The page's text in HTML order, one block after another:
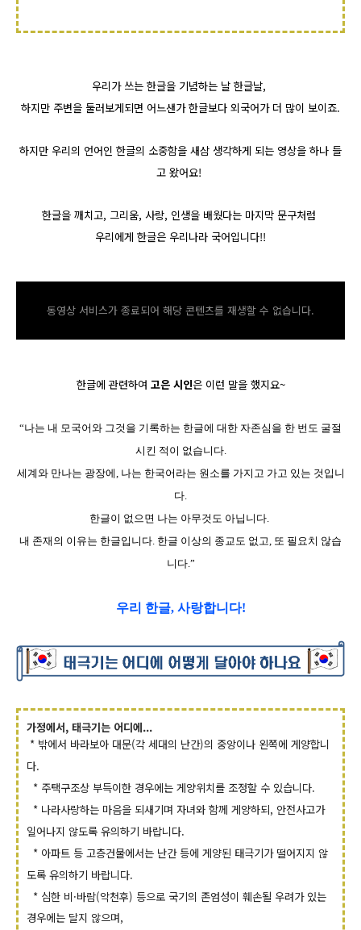
우리가 쓰는 한글을 기념하는 날 한글날,
하지만 주변을 둘러보게되면 어느샌가 한글보다 외국어가 더 많이 보이죠.
하지만 우리의 언어인 한글의 소중함을 새삼 생각하게 되는 영상을 하나 들
고 왔어요!
한글을 깨치고, 그리움, 사랑, 인생을 배웠다는 마지막 문구처럼
우리에게 한글은 우리나라 국어입니다!!
동영상 서비스가 종료되어 해당 콘텐츠를 재생할 수 없습니다.
한글에 관련하여 고은 시인은 이런 말을 했지요~
“나는 내 모국어와 그것을 기록하는 한글에 대한 자존심을 한 번도 굴절
시킨 적이 없습니다.
세계와 만나는 광장에, 나는 한국어라는 원소를 가지고 가고 있는 것입니
다.
한글이 없으면 나는 아무것도 아닙니다.
내 존재의 이유는 한글입니다. 한글 이상의 종교도 없고, 또 필요치 않습
니다.”
우리 한글, 사랑합니다!
가정에서, 태극기는 어디에...
* 밖에서 바라보아 대문(각 세대의 난간)의 중앙이나 왼쪽에 게양합니
다.
* 주택구조상 부득이한 경우에는 게양위치를 조정할 수 있습니다.
* 나라사랑하는 마음을 되새기며 자녀와 함께 게양하되, 안전사고가
일어나지 않도록 유의하기 바랍니다.
* 아파트 등 고층건물에서는 난간 등에 게양된 태극기가 떨어지지 않
도록 유의하기 바랍니다.
* 심한 비·바람(악천후) 등으로 국기의 존엄성이 훼손될 우려가 있는
경우에는 달지 않으며,